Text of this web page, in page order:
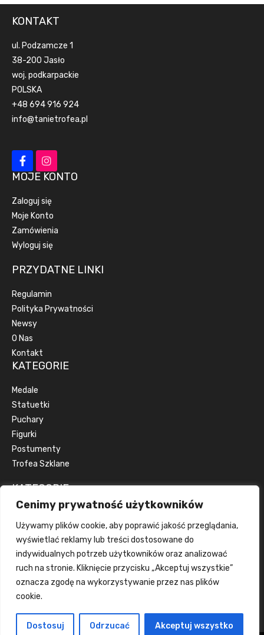
Cenimy prywatność użytkowników
Używamy plików cookie, aby poprawić jakość przeglądania,
wyświetlać reklamy lub treści dostosowane do
indywidualnych potrzeb użytkowników oraz analizować
ruch na stronie. Kliknięcie przycisku „Akceptuj wszystkie”
oznacza zgodę na wykorzystywanie przez nas plików
cookie.
Dostosuj Odrzucać Akceptuj wszystko
KONTAKT
ul. Podzamcze 1
38-200 Jasło
woj. podkarpackie
POLSKA
+48 694 916 924
info@tanietrofea.pl
MOJE KONTO
Zaloguj się
Moje Konto
Zamówienia
Wyloguj się
PRZYDATNE LINKI
Regulamin
Polityka Prywatności
Newsy
O Nas
Kontakt
KATEGORIE
Medale
Statuetki
Puchary
Figurki
Postumenty
Trofea Szklane
KATEGORIE
Artykuły okolicznościowe
Artykuły reklamowe
Dyplomy
Emblematy
Wstążki
Grawerka
Wklejka